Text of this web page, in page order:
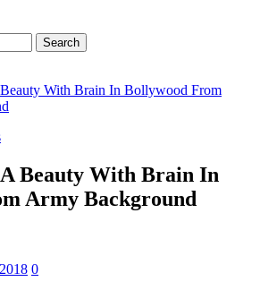
Search
With Brain In Bollywood From
A Beauty With Brain In
Army Background
0